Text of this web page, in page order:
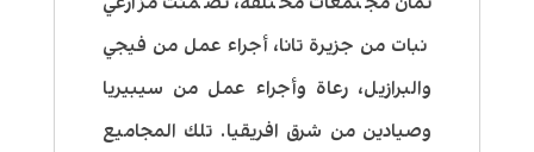
نبات من جزيرة تانا، أجراء عمل من فيجي
والبرازيل، رعاة وأجراء عمل من سيبيريا
وصيادين من شرق افريقيا. تلك المجاميع